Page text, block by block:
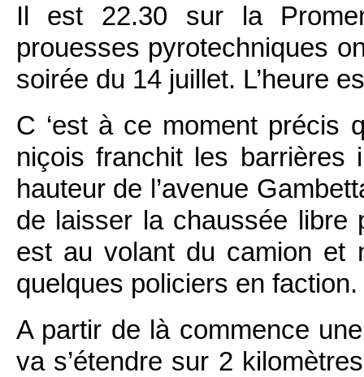
Il est 22.30 sur la
prouesses pyrotechniques
soirée du 14 juillet. L’heure
C ‘est à ce moment précis
niçois franchit les barrières
hauteur de l’avenue
de laisser la chaussée libre
est au volant du camion et
quelques policiers en faction.
A partir de là commence
va s’étendre sur 2